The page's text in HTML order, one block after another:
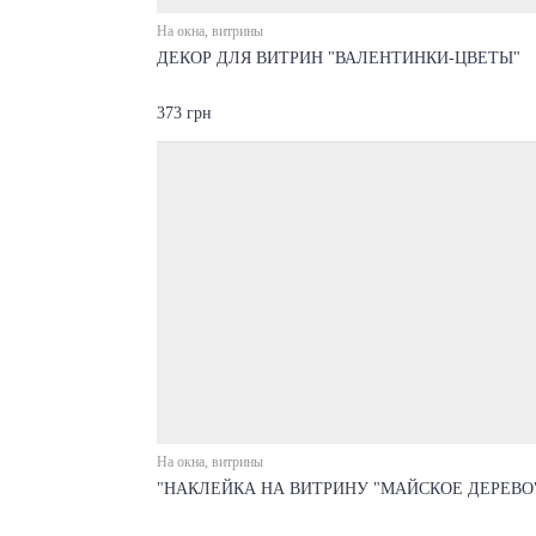
На окна, витрины
ДЕКОР ДЛЯ ВИТРИН "ВАЛЕНТИНКИ-ЦВЕТЫ"
373 грн
На окна, витрины
"НАКЛЕЙКА НА ВИТРИНУ "МАЙСКОЕ